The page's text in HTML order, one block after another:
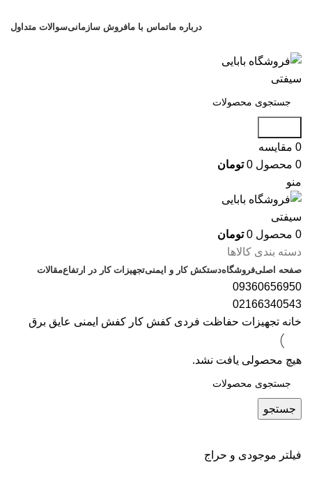
درباره ماتماس با مافروش سازمانیسوالات متداول
0 مقایسه
0 محصول 0 تومان
منو
0 محصول 0 تومان
دسته بندی کالاها
صفحه اصلیفروشگاهدستکش کار و ایمنیتجهیزات کار در ارتفاعمقالات
09360656950
02166340543
فیلتر موجودی و حراج
خانه تجهیزات حفاظت فردی کفش کار کفش ایمنی عایق برق
هیچ محصولی یافت نشد.
جستجو